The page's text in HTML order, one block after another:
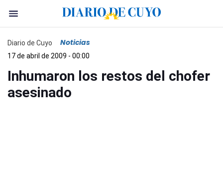
Diario de Cuyo Noticias
17 de abril de 2009 - 00:00
Inhumaron los restos del chofer
asesinado